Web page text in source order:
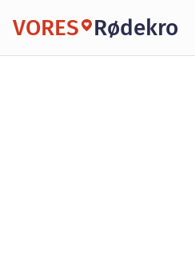
VORES Rødekro